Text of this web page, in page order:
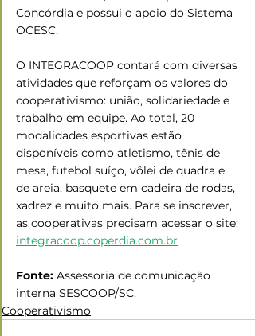
Concórdia e possui o apoio do Sistema
OCESC.
O INTEGRACOOP contará com diversas
atividades que reforçam os valores do
cooperativismo: união, solidariedade e
trabalho em equipe. Ao total, 20
modalidades esportivas estão
disponíveis como atletismo, tênis de
mesa, futebol suíço, vôlei de quadra e
de areia, basquete em cadeira de rodas,
xadrez e muito mais. Para se inscrever,
as cooperativas precisam acessar o site:
integracoop.coperdia.com.br
Fonte: Assessoria de comunicação
interna SESCOOP/SC.
Cooperativismo